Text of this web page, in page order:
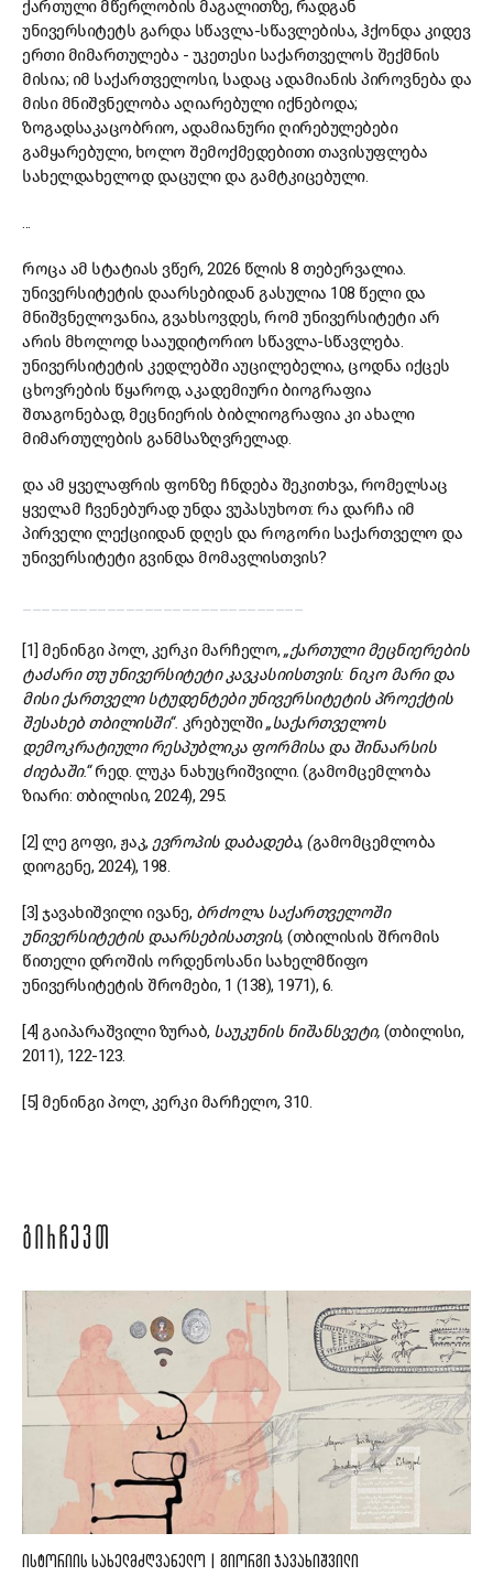
ქართული მწერლობის მაგალითზე, რადგან
უნივერსიტეტს გარდა სწავლა-სწავლებისა, ჰქონდა კიდევ
ერთი მიმართულება - უკეთესი საქართველოს შექმნის
მისია; იმ საქართველოსი, სადაც ადამიანის პიროვნება და
მისი მნიშვნელობა აღიარებული იქნებოდა;
ზოგადსაკაცობრიო, ადამიანური ღირებულებები
გამყარებული, ხოლო შემოქმედებითი თავისუფლება
სახელდახელოდ დაცული და გამტკიცებული.
...
როცა ამ სტატიას ვწერ, 2026 წლის 8 თებერვალია.
უნივერსიტეტის დაარსებიდან გასულია 108 წელი და
მნიშვნელოვანია, გვახსოვდეს, რომ უნივერსიტეტი არ
არის მხოლოდ სააუდიტორიო სწავლა-სწავლება.
უნივერსიტეტის კედლებში აუცილებელია, ცოდნა იქცეს
ცხოვრების წყაროდ, აკადემიური ბიოგრაფია
შთაგონებად, მეცნიერის ბიბლიოგრაფია კი ახალი
მიმართულების განმსაზღვრელად.
და ამ ყველაფრის ფონზე ჩნდება შეკითხვა, რომელსაც
ყველამ ჩვენებურად უნდა ვუპასუხოთ: რა დარჩა იმ
პირველი ლექციიდან დღეს და როგორი საქართველო და
უნივერსიტეტი გვინდა მომავლისთვის?
[1] მენინგი პოლ, კერკი მარჩელო, „ქართული მეცნიერების
ტაძარი თუ უნივერსიტეტი კავკასიისთვის: ნიკო მარი და
მისი ქართველი სტუდენტები უნივერსიტეტის პროექტის
შესახებ თბილისში“. კრებულში„საქართველოს
დემოკრატიული რესპუბლიკა ფორმისა და შინაარსის
ძიებაში.“რედ. ლუკა ნახუცრიშვილი. (გამომცემლობა
ზიარი: თბილისი, 2024), 295.
[2] ლე გოფი, ჟაკ, ევროპის დაბადება, (გამომცემლობა
დიოგენე, 2024), 198.
[3] ჯავახიშვილი ივანე, ბრძოლა საქართველოში
უნივერსიტეტის დაარსებისათვის, (თბილისის შრომის
წითელი დროშის ორდენოსანი სახელმწიფო
უნივერსიტეტის შრომები, 1 (138), 1971), 6.
[4] გაიპარაშვილი ზურაბ, საუკუნის ნიშანსვეტი, (თბილისი,
2011), 122-123.
[5] მენინგი პოლ, კერკი მარჩელო, 310.
ᲒᲘᲠᲩᲔᲕᲗ
ᲘᲡᲢᲝᲠᲘᲘᲡ ᲡᲐᲮᲔᲚᲛᲫᲦᲕᲐᲜᲔᲚᲝ | ᲒᲘᲝᲠᲒᲘ ᲯᲐᲕᲐᲮᲘᲨᲕᲘᲚᲘ